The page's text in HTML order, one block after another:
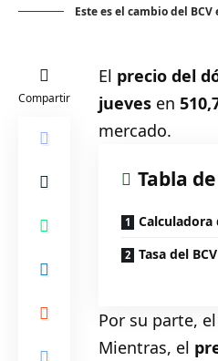
Este es el cambio del BCV
Compartir
El precio del
jueves en
mercado.
Tabla
Calculadora
Tasa del BCV
Por su parte,
Mientras, el